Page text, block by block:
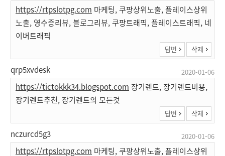
https://rtpslotpg.com 마케팅, 쿠팡상위노출, 플레이스상위
노출, 영수증리뷰, 블로그리뷰, 쿠팡트래픽, 플레이스트래픽, 네
이버트래픽
답변 삭제
qrp5xvdesk 2020-01-06
https://tictokkk34.blogspot.com 장기렌트, 장기렌트비용,
장기렌트추천, 장기렌트의 모든것
답변 삭제
nczurcd5g3 2020-01-06
https://rtpslotpg.com 마케팅, 쿠팡상위노출, 플레이스상위